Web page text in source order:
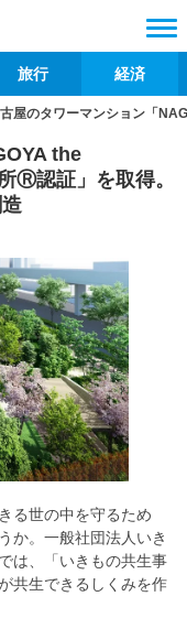
旅行 経済
屋のタワーマンション「
the
Ⓡ認証」を取得。
る世の中を守るため
か。一般社団法人いき
は、「いきもの共生事
共生できるしくみを作